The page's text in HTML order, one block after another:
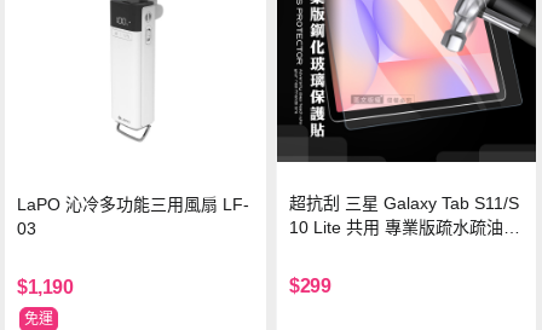
LaPO 沁冷多功能三用風扇 LF-
03
$1,190
免運
超抗刮 三星 Galaxy Tab S11/S
10 Lite 共用 專業版疏水疏油9
$299